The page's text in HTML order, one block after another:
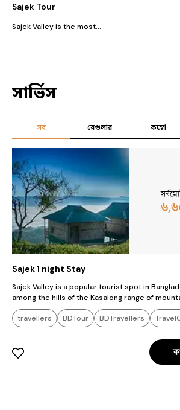
Sajek Tour
Sajek Valley is the most amazing place to visit. The best time to visit Sajek Valley is anytime because it is always beautiful! We have a special Sajek tour package for families, couples, and office groups. Our friendly guides lead all Sajek Valley tours to make sure your trip is fun and easy. Our tours also include Khagrachori’s best tourist spots, so you can see even more amazing places. If you need a Dhaka to Sajek Valley tour package or a Sajek Valley tour package, we have great options at the best prices. Get ready for a wonderful trip to the clouds!
সার্ভিস
সব রেগুলার কম্বো
Sajek 1 night Stay
Sajek Valley is a popular tourist spot in
among the hills of the Kasalong range of
northern area of the Chittagong Hill Tracts.
travellers
BDTour BDTravellers